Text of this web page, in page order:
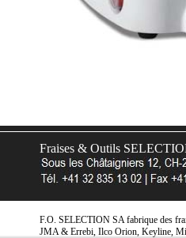
Fraises & Outils
F.O. SELECTION SA fabrique des
JMA & Errebi, Ilco Orion, Keyline,